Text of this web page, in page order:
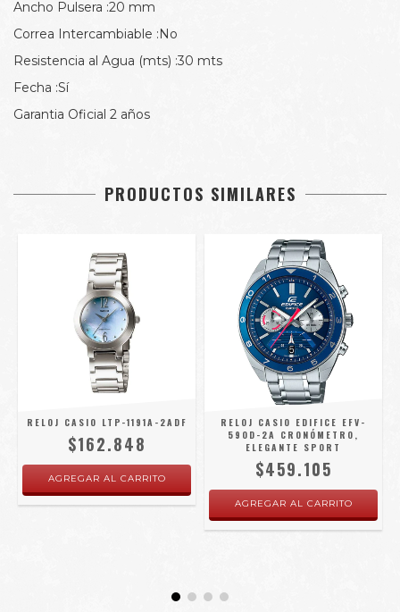
Ancho Pulsera :20 mm
Correa Intercambiable :No
Resistencia al Agua (mts) :30 mts
Fecha :Sí
Garantia Oficial 2 años
PRODUCTOS SIMILARES
RELOJ CASIO LTP-1191A-2ADF
$162.848
RELOJ CASIO EDIFICE EFV-
590D-2A CRONÓMETRO,
ELEGANTE SPORT
$459.105